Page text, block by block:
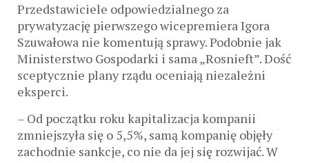
Przedstawiciele odpowiedzialnego za
prywatyzację pierwszego wicepremiera Igora
Szuwałowa nie komentują sprawy. Podobnie jak
Ministerstwo Gospodarki i sama „Rosnieft”. Dość
sceptycznie plany rządu oceniają niezależni
eksperci.
– Od początku roku kapitalizacja kompanii
zmniejszyła się o 5,5%, samą kompanię objęły
zachodnie sankcje, co nie da jej się rozwijać. W